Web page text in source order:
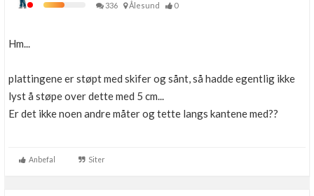
336 Ålesund 0
Hm...
plattingene er støpt med skifer og sånt, så hadde egentlig ikke
lyst å støpe over dette med 5 cm...
Er det ikke noen andre måter og tette langs kantene med??
Anbefal Siter